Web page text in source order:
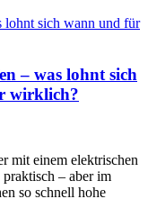
– was lohnt sich
wirklich?
mit einem elektrischen
– aber im
so schnell hohe